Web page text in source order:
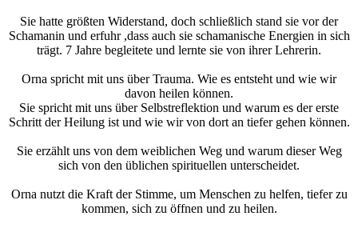
Sie hatte größten Widerstand, doch schließlich stand sie vor der
Schamanin und erfuhr ,dass auch sie schamanische Energien in sich
trägt. 7 Jahre begleitete und lernte sie von ihrer Lehrerin.
Orna spricht mit uns über Trauma. Wie es entsteht und wie wir
davon heilen können.
Sie spricht mit uns über Selbstreflektion und warum es der erste
Schritt der Heilung ist und wie wir von dort an tiefer gehen können.
Sie erzählt uns von dem weiblichen Weg und warum dieser Weg
sich von den üblichen spirituellen unterscheidet.
Orna nutzt die Kraft der Stimme, um Menschen zu helfen, tiefer zu
kommen, sich zu öffnen und zu heilen.